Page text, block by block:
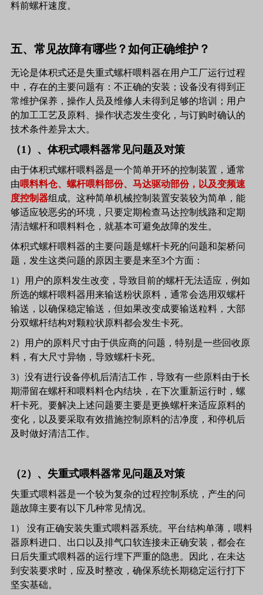
料前螺杆速度。
五、常见故障有哪些？如何正确维护？
无论是体积式还是失重式螺杆喂料器在用户工厂运行过程
中，存在的主要问题有：不正确的安装；设备没有得到正
常维护保养，操作人员及维修人未得到足够的培训；用户
的加工工艺及原料、操作状态发生变化，与订购时确认的
技术条件差异太大。
（1）、体积式喂料器常见问题及对策
由于体积式螺杆喂料器是一个简单开环的控制装置，通常
由喂料料仓、螺杆喂料部份、马达驱动部份，以及变频速
度控制器组成。这种简单机械控制装置安装较为简单，能
够适应较恶劣的环境，只要定期检查马达控制线路和定期
清洁螺杆和喂料料仓，就基本可避免故障的发生。
体积式螺杆喂料器的主要问题是螺杆卡死的问题和架桥问
题，发生这类问题的原因主要是来至3个方面：
1）用户的原料发生改变，导致目前的螺杆无法适应，例如
所选的螺杆喂料器用来输送粉状原料，通常会选用双螺杆
输送，以确保稳定输送，但如果改变成要输送粒料，大部
分双螺杆结构对颗粒状原料都会发生卡死。
2）用户的原料尺寸由于供应商的问题，特别是一些回收原
料，有大尺寸异物，导致螺杆卡死。
3）没有进行设备停机后清洁工作，导致有一些原料由于长
期滞留在螺杆和喂料料仓内结块，在下次重新运行时，螺
杆卡死。要解决上述问题要主要是更换螺杆来适应原料的
变化，以及要采取有效措施控制原料的洁净度，和停机后
及时做好清洁工作。
（2）、失重式喂料器常见问题及对策
失重式喂料器是一个较为复杂的过程控制系统，产生的问
题故障主要有以下几种常见情况。
1） 没有正确安装失重式喂料器系统。平台结构单薄，喂料
器原料进口、出口以及排气口软连接未正确安装，都会在
日后失重式喂料器的运行埋下严重的隐患。因此，在未达
到安装要求时，应及时整改，确保系统长期稳定运行打下
坚实基础。